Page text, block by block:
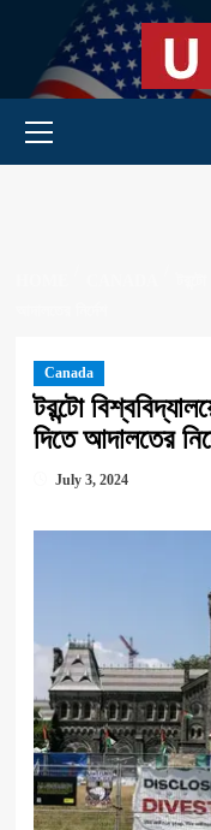
content
Primary Menu
Canada
টরন্টো
দিতে আদালতের
July 3, 2024